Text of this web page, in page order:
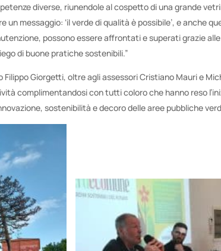
diverse, riunendole al cospetto di una grande
un messaggio: ‘il verde di qualità è possibile’, e anche
possono essere affrontati e superati grazie
di buone pratiche sostenibili.”
Filippo Giorgetti, oltre agli assessori Cristiano Mauri e
complimentandosi con tutti coloro che hanno reso
sostenibilità e decoro delle aree pubbliche